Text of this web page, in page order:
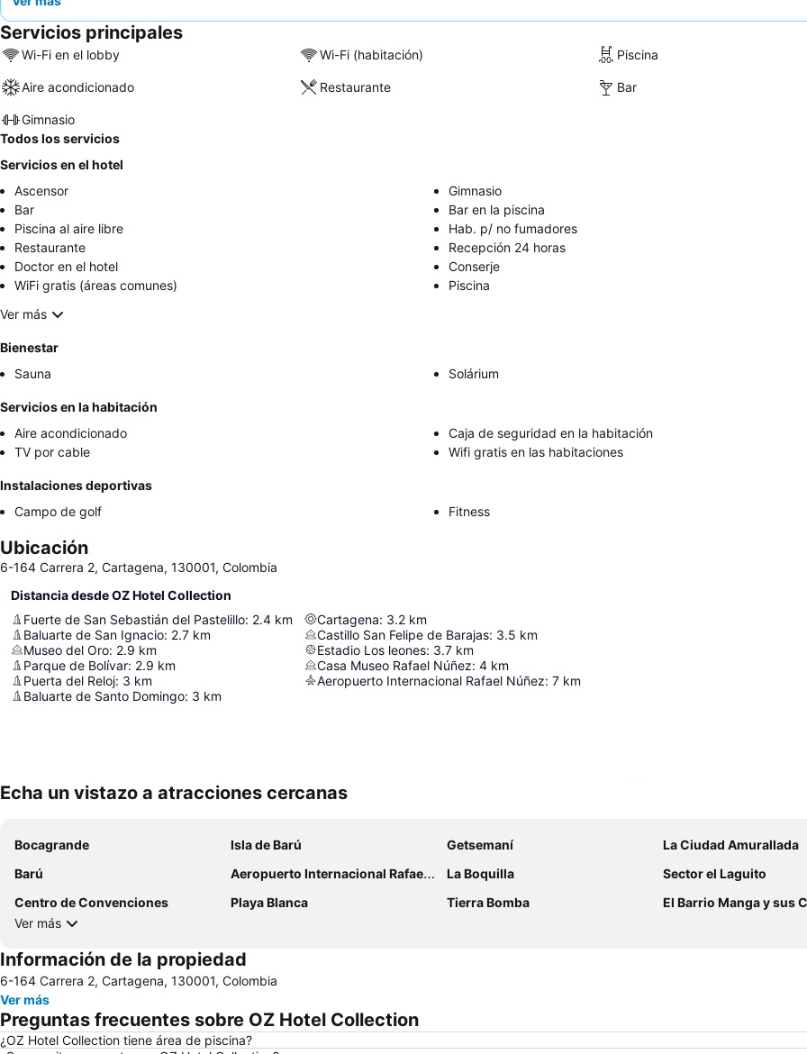
Servicios principales
Wi-Fi en el lobby Wi-Fi (habitación) Piscina
Aire acondicionado Restaurante Bar
Gimnasio
Todos los servicios
Servicios en el hotel
Ascensor
Gimnasio
Bar
Bar en la piscina
Piscina al aire libre
Hab. p/ no fumadores
Restaurante
Recepción 24 horas
Doctor en el hotel
Conserje
WiFi gratis (áreas comunes)
Piscina
Ver más
Bienestar
Sauna
Solárium
Servicios en la habitación
Aire acondicionado
Caja de seguridad en la habitación
TV por cable
Wifi gratis en las habitaciones
Instalaciones deportivas
Campo de golf
Fitness
Ubicación
6-164 Carrera 2, Cartagena, 130001, Colombia
Distancia desde OZ Hotel Collection
Fuerte de San Sebastián del Pastelillo: 2.4 km
Baluarte de San Ignacio: 2.7 km
Museo del Oro: 2.9 km
Parque de Bolívar: 2.9 km
Puerta del Reloj: 3 km
Baluarte de Santo Domingo: 3 km
Cartagena: 3.2 km
Castillo San Felipe de Barajas: 3.5 km
Estadio Los leones: 3.7 km
Casa Museo Rafael Núñez: 4 km
Aeropuerto Internacional Rafael Núñez: 7 km
Echa un vistazo a atracciones cercanas
Bocagrande Isla de Barú Getsemaní
La Ciudad Amurallada
Barú
Aeropuerto Internacional Rafael Núñez La Boquilla
Sector el Laguito
Centro de Convenciones
Playa Blanca Tierra Bomba
El Barrio Manga y sus
Ver más
Información de la propiedad
6-164 Carrera 2, Cartagena, 130001, Colombia
Ver más
Preguntas frecuentes sobre OZ Hotel Collection
¿OZ Hotel Collection tiene área de piscina?